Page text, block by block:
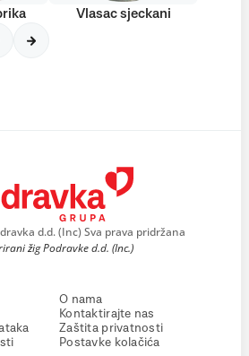
Vlasac sjeckani
d.d. (Inc) Sva prava pridržana
žig Podravke d.d. (Inc.)
O nama
Kontaktirajte nas
Zaštita privatnosti
Postavke kolačića